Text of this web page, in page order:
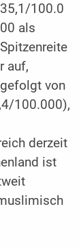
35,1/100.0
00 als
Spitzenreite
r auf,
gefolgt von
100.000),
derzeit
ist